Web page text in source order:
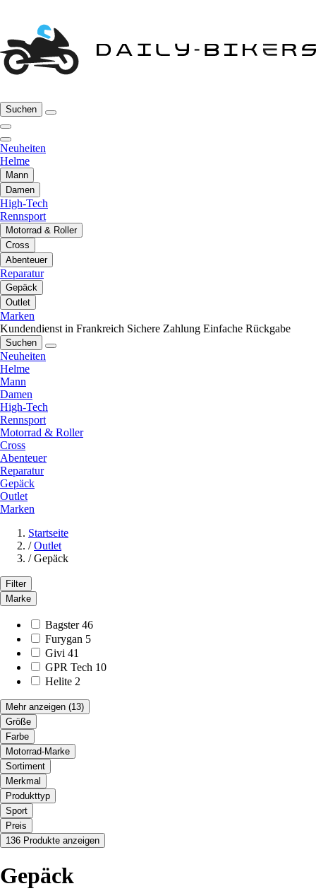
Suchen
Neuheiten
Helme
Mann
Damen
High-Tech
Rennsport
Motorrad & Roller
Cross
Abenteuer
Reparatur
Gepäck
Outlet
Marken
Kundendienst in Frankreich Sichere Zahlung Einfache Rückgabe
Suchen
Neuheiten
Helme
Mann
Damen
High-Tech
Rennsport
Motorrad & Roller
Cross
Abenteuer
Reparatur
Gepäck
Outlet
Marken
Startseite
/ Outlet
/ Gepäck
Filter
Marke
Bagster 46
Furygan 5
Givi 41
GPR Tech 10
Helite 2
Mehr anzeigen (13)
Größe
Farbe
Motorrad-Marke
Sortiment
Merkmal
Produkttyp
Sport
Preis
136 Produkte anzeigen
Gepäck